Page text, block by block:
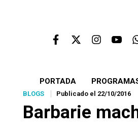
PORTADA
BLOGS Publicado el 22/10/2016
Barbarie